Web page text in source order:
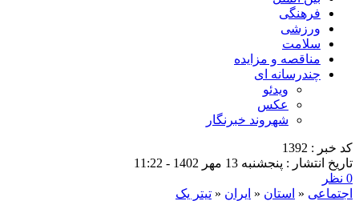
فرهنگی
ورزشی
سلامت
مناقصه و مزایده
چندرسانه ای
ویدئو
عکس
شهروند خبرنگار
کد خبر : 1392
تاریخ انتشار : پنجشنبه 13 مهر 1402 - 11:22
0 نظر
اجتماعی « استان « ایران « تیتر یک